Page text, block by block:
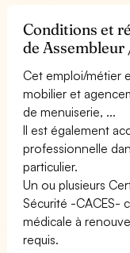
Conditions et
de Assembleur
Cet emploi/métier
mobilier et
de menuiserie, ...
Il est également
professionnelle
particulier.
Un ou plusieurs
Sécurité -CACES-
médicale à
requis.